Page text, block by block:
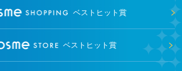
ベストヒット賞
ベストヒット賞